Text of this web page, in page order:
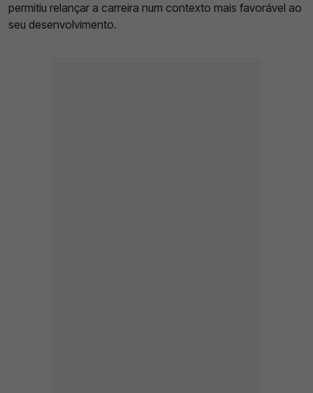
permitiu relançar a carreira num contexto mais favorável ao
seu desenvolvimento.